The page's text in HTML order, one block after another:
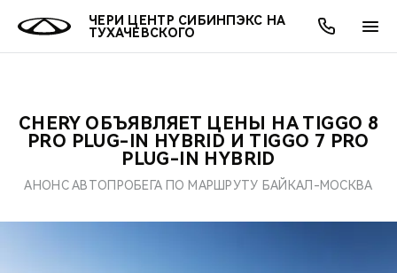
ЧЕРИ ЦЕНТР СИБИНПЭКС НА
ТУХАЧЕВСКОГО
МОДЕЛИ
ПОКУПАТЕЛЯМ
ВЛАДЕЛЬЦАМ
МИР CHERY
АКЦИИ
ОНЛАЙН СЕРВИСЫ
О КОМПАНИИ
CHERY ОБЪЯВЛЯЕТ ЦЕНЫ НА TIGGO 8
PRO PLUG-IN HYBRID И TIGGO 7 PRO
PLUG-IN HYBRID
АНОНС АВТОПРОБЕГА ПО МАРШРУТУ БАЙКАЛ-МОСКВА